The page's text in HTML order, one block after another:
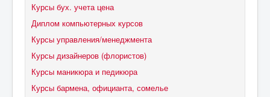
Курсы бух. учета цена
Диплом компьютерных курсов
Курсы управления/менеджмента
Курсы дизайнеров (флористов)
Курсы маникюра и педикюра
Курсы бармена, официанта, сомелье